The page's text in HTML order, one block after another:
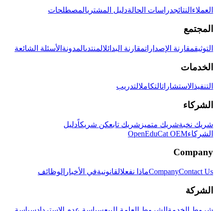
العملاء النتائجدراسات الحالةدليل المشتريالمصطلحات
المجتمع
التوثيقمقارنة الإصداراتمقارنة البدائلالمنتدىالمدونة الأسئلة الشائعة
الخدمات
التنفيذ الاستشاراتالتكاملالتدريب
الشركاء
شريك نخبةشريك متميز شريك تابعكن شريكاًدليل
الشركاءOpenEduCat OEM
Company
CompanyContact Us ماذا نفعلالقانونيةفي الأخبار الوظائف
الشركة